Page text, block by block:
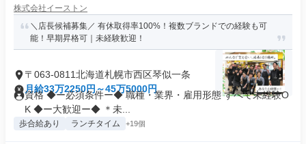
株式会社イーストン
＼店長候補募集／ 有休取得率100%！複数ブランドでの経験も可
能！早期昇格可｜未経験歓迎！
〒063-0811北海道札幌市西区琴似一条
月給33万2250円～45万5000円
資格 ◆ー必須条件ー◆ 職種・業界・雇用形態 すべて未経験O
K ◆ー大歓迎ー◆ ＊未...
歩合給あり ランチタイム +19個